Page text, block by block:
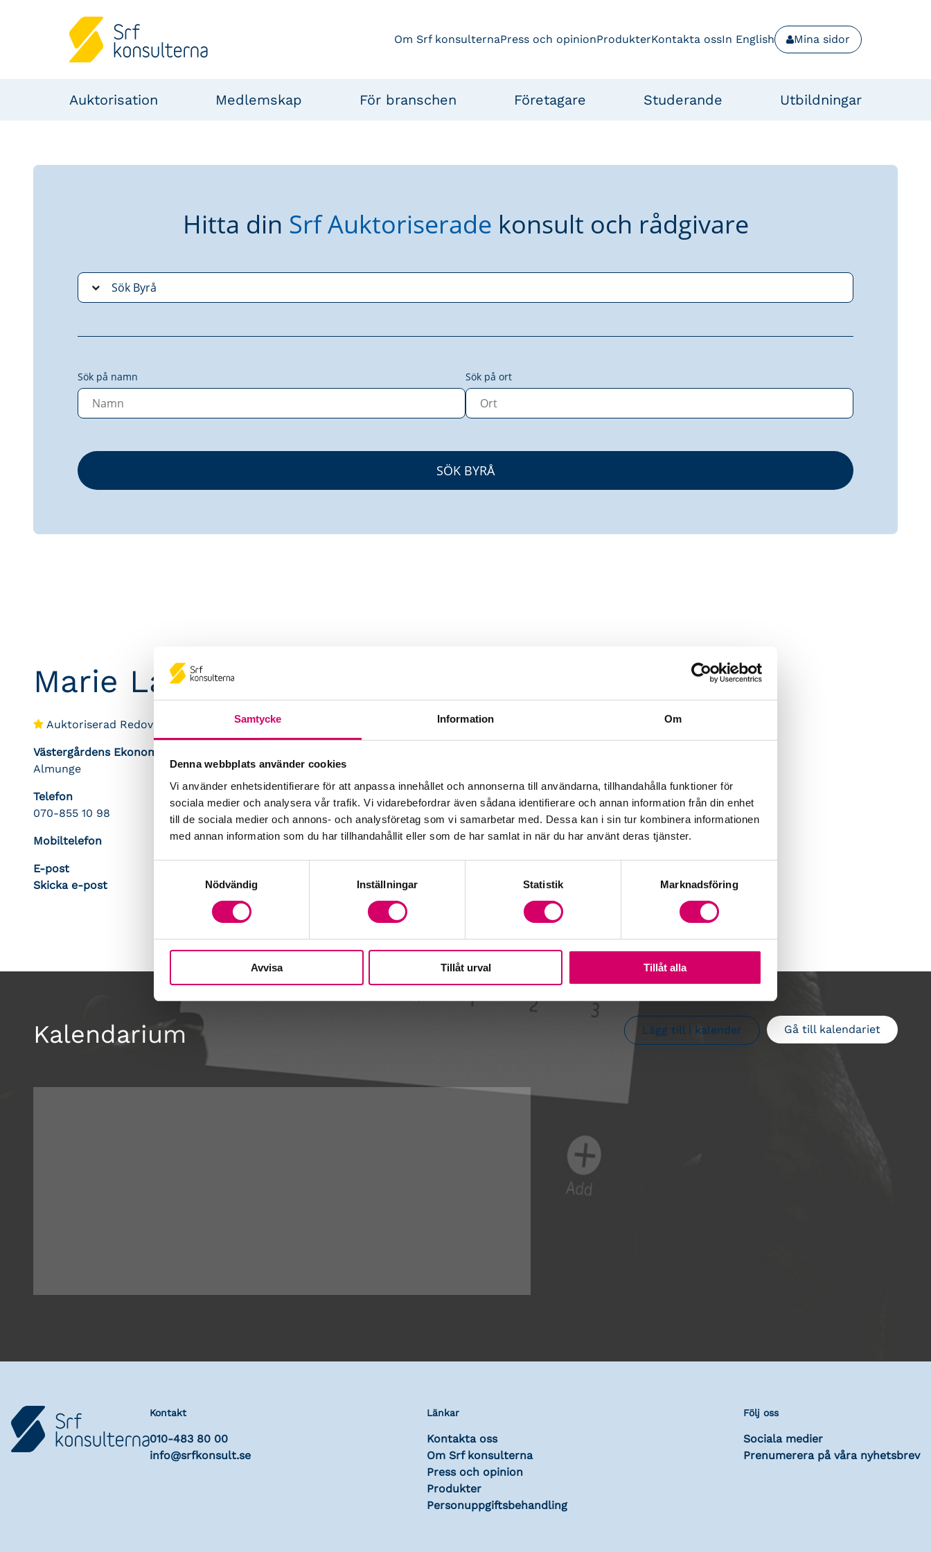
Samtycke Information Om
Denna webbplats använder cookies
Vi använder enhetsidentifierare för att anpassa innehållet och annonserna till användarna, tillhandahålla funktioner för
sociala medier och analysera vår trafik. Vi vidarebefordrar även sådana identifierare och annan information från din enhet
till de sociala medier och annons- och analysföretag som vi samarbetar med. Dessa kan i sin tur kombinera informationen
med annan information som du har tillhandahållit eller som de har samlat in när du har använt deras tjänster.
Nödvändig
Inställningar Statistik Marknadsföring
Avvisa Tillåt urval Tillåt alla
Om Srf konsulternaPress och opinionProdukterKontakta ossIn English Mina sidor
Auktorisation Medlemskap För branschen Företagare Studerande Utbildningar
Hitta din Srf Auktoriserade konsult och rådgivare
Sök på namn Sök på ort
Marie Larsson
Auktoriserad Redovisningskonsult
Västergårdens Ekonomitjänster AB
Almunge
Telefon
070-855 10 98
Mobiltelefon
E-post
Skicka e-post
Kalendarium Gå till kalendariet
Lägg till i kalender
Kontakt
010-483 80 00
info@srfkonsult.se
Länkar
Kontakta oss
Om Srf konsulterna
Press och opinion
Produkter
Personuppgiftsbehandling
Följ oss
Sociala medier
Prenumerera på våra nyhetsbrev